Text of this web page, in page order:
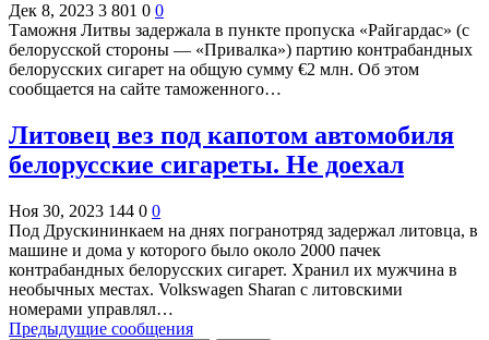
Дек 8, 2023 3 801 0 0
Таможня Литвы задержала в пункте пропуска «Райгардас» (с
белорусской стороны — «Привалка») партию контрабандных
белорусских сигарет на общую сумму €2 млн. Об этом
сообщается на сайте таможенного…
Литовец вез под капотом автомобиля
белорусские сигареты. Не доехал
Ноя 30, 2023 144 0 0
Под Друскининкаем на днях погранотряд задержал литовца, в
машине и дома у которого было около 2000 пачек
контрабандных белорусских сигарет. Хранил их мужчина в
необычных местах. Volkswagen Sharan с литовскими
номерами управлял…
Предыдущие сообщения